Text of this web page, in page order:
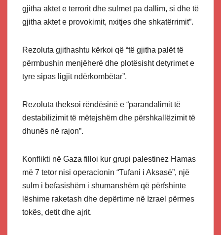
gjitha aktet e terrorit dhe sulmet pa dallim, si dhe të
gjitha aktet e provokimit, nxitjes dhe shkatërrimit”.
Rezoluta gjithashtu kërkoi që “të gjitha palët të
përmbushin menjëherë dhe plotësisht detyrimet e
tyre sipas ligjit ndërkombëtar”.
Rezoluta theksoi rëndësinë e “parandalimit të
destabilizimit të mëtejshëm dhe përshkallëzimit të
dhunës në rajon”.
Konflikti në Gaza filloi kur grupi palestinez Hamas
më 7 tetor nisi operacionin “Tufani i Aksasë”, një
sulm i befasishëm i shumanshëm që përfshinte
lëshime raketash dhe depërtime në Izrael përmes
tokës, detit dhe ajrit.